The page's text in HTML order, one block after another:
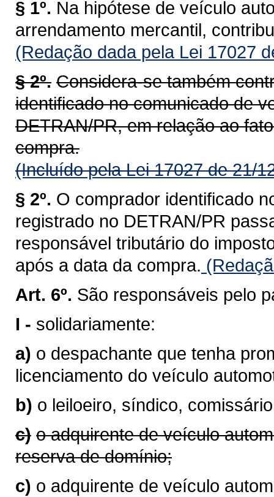
§ 1º. Na hipótese de veículo
arrendamento mercantil,
(Redação dada pela Lei 17027
§ 2º. Considera-se também
identificado no comunicado de
DETRAN/PR, em relação ao
compra.
(Incluído pela Lei 17027 de 21/
§ 2º. O comprador identificado
registrado no DETRAN/PR
responsável tributário do
após a data da compra.
Art. 6º. São responsáveis pelo
I - solidariamente:
a) o despachante que tenha
licenciamento do veículo
b) o leiloeiro, síndico,
c) o adquirente de veículo
reserva de domínio;
c) o adquirente de veículo